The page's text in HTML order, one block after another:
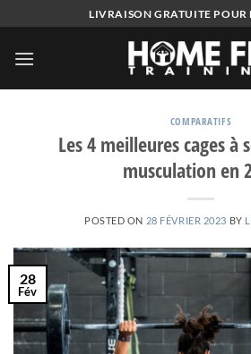
to
content
LIVRAISON GRATUITE POUR
COMPARATIFS
Les 4 meilleures cages à
musculation en
POSTED ON 28 FÉVRIER 2023 BY
28
Fév